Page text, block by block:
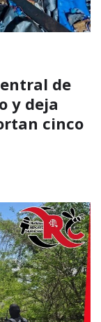
de
y deja
cinco